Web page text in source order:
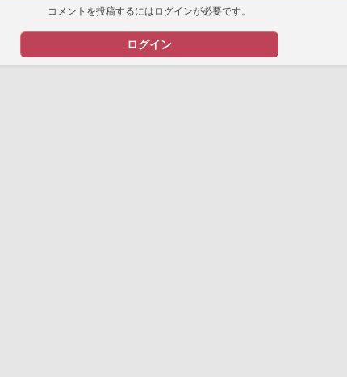
コメントを投稿するにはログインが必要です。
ログイン